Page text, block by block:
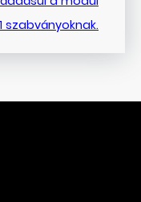
szabványoknak.